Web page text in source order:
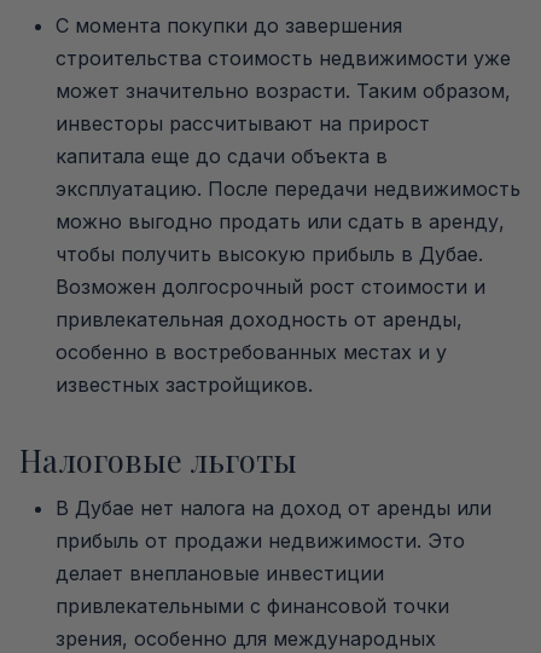
С момента покупки до завершения
строительства стоимость недвижимости уже
может значительно возрасти. Таким образом,
инвесторы рассчитывают на прирост
капитала еще до сдачи объекта в
эксплуатацию. После передачи недвижимость
можно выгодно продать или сдать в аренду,
чтобы получить высокую прибыль в Дубае.
Возможен долгосрочный рост стоимости и
привлекательная доходность от аренды,
особенно в востребованных местах и у
известных застройщиков.
Налоговые льготы
В Дубае нет налога на доход от аренды или
прибыль от продажи недвижимости. Это
делает внеплановые инвестиции
привлекательными с финансовой точки
зрения, особенно для международных